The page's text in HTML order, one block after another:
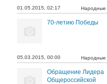
Народные
01.05.2015, 02:17
70-летию Победы
Народные
05.03.2015, 00:00
Обращение Лидера
Общероссийской